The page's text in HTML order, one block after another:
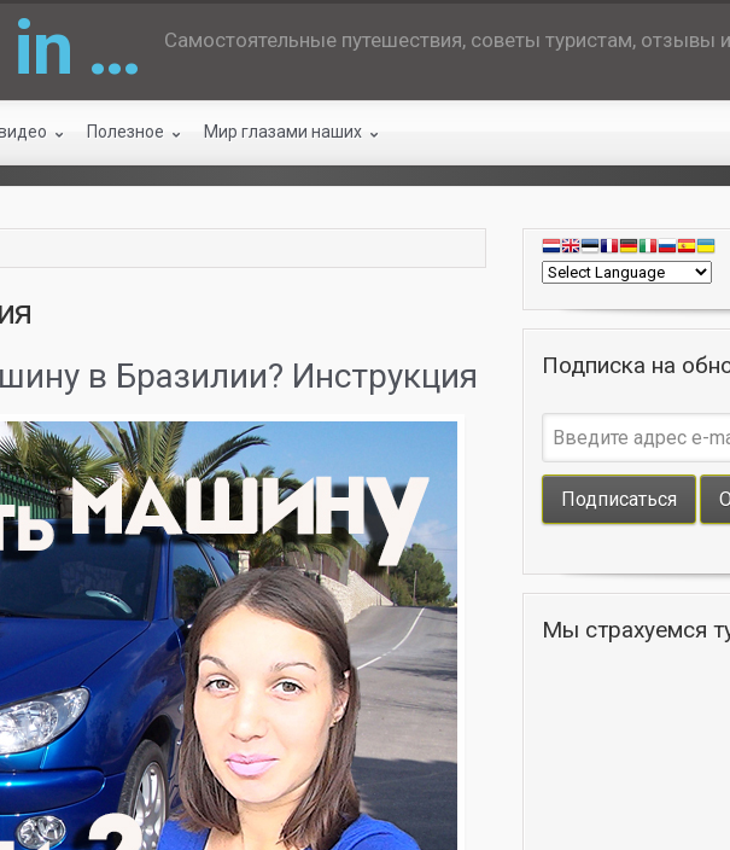
in … Самостоятельные путешествия, советы туристам, отзывы
Полезное Мир глазами наших
в Бразилии? Инструкция
Подписка на
Мы страхуемся